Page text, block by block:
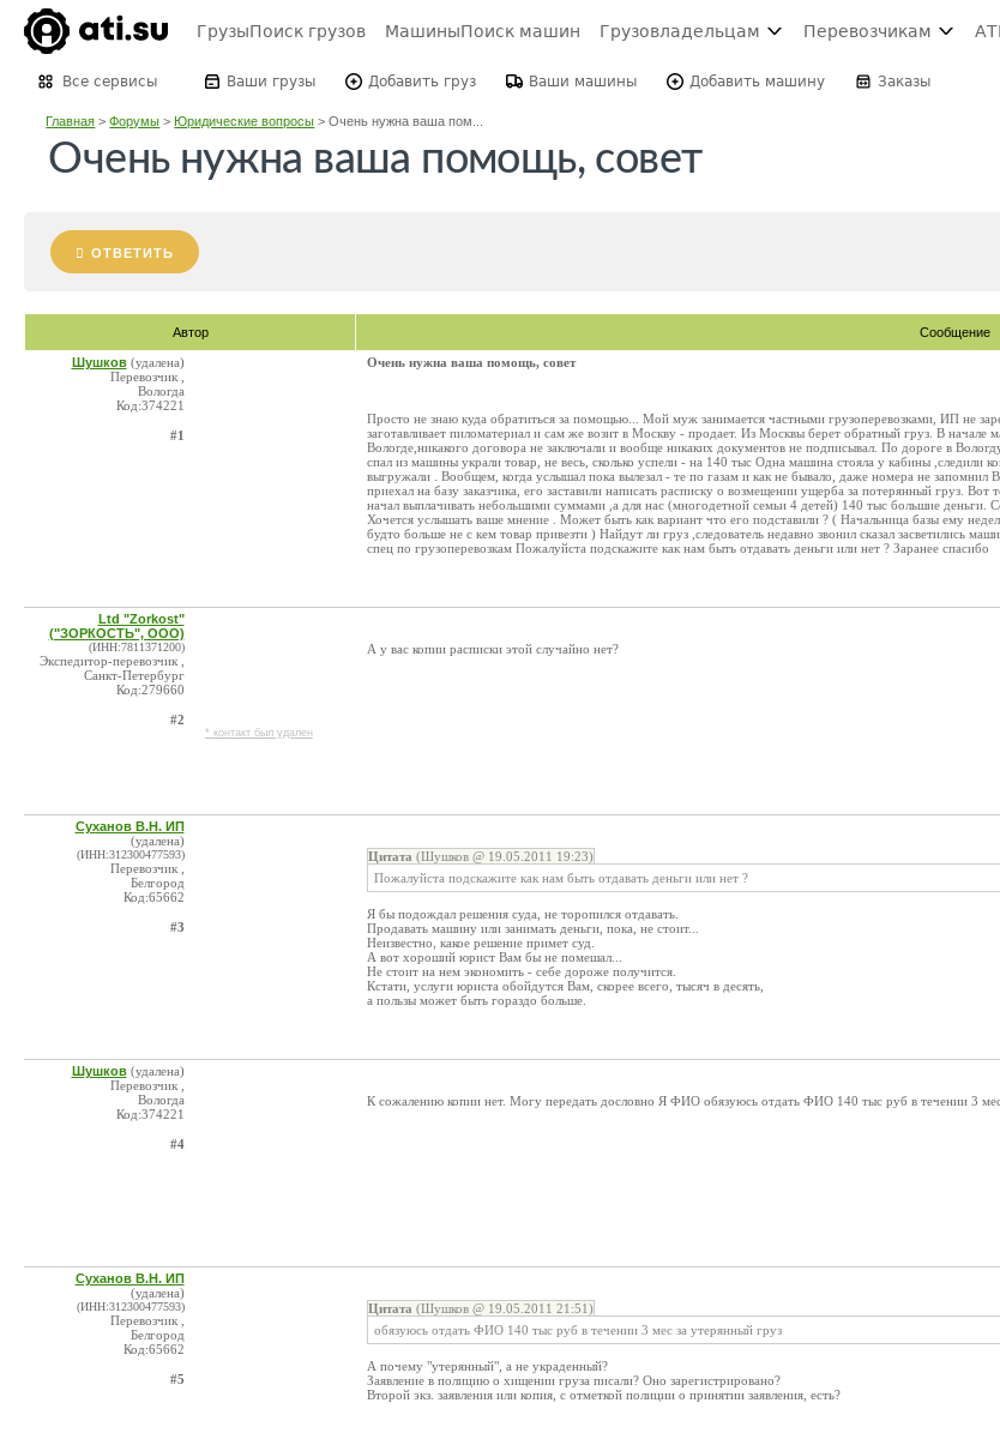
ГрузыПоиск грузов МашиныПоиск машин Грузовладельцам Перевозчикам
Все сервисы Ваши грузы Добавить груз Ваши машины Добавить машину Заказы
Главная >Форумы >Юридические вопросы >Очень нужна ваша пом...
Очень нужна ваша помощь, совет
ОТВЕТИТЬ
Автор Сообщение
Шушков (удалена)
Перевозчик ,
Вологда
Код:374221
#1
Очень нужна ваша помощь, совет
Просто не знаю куда обратиться за помощью... Мой муж занимается частными грузоперевозками, ИП не
заготавливает пиломатериал и сам же возит в Москву - продает. Из Москвы берет обратный груз. В начале
Вологде,никакого договора не заключали и вообще никаких документов не подписывал. По дороге в
спал из машины украли товар, не весь, сколько успели - на 140 тыс Одна машина стояла у кабины ,следили
выгружали . Вообщем, когда услышал пока вылезал - те по газам и как не бывало, даже номера не запомнил
приехал на базу заказчика, его заставили написать расписку о возмещении ущерба за потерянный груз.
начал выплачивать небольшими суммами ,а для нас (многодетной семьи 4 детей) 140 тыс большие деньги.
Хочется услышать ваше мнение . Может быть как вариант что его подставили ? ( Начальница базы ему
будто больше не с кем товар привезти ) Найдут ли груз ,следователь недавно звонил сказал засветились
спец по грузоперевозкам Пожалуйста подскажите как нам быть отдавать деньги или нет ? Заранее спасибо
Ltd "Zorkost"
("ЗОРКОСТЬ", ООО)
(ИНН:7811371200)
Экспедитор-перевозчик ,
Санкт-Петербург
Код:279660
#2
* контакт был удален
А у вас копии расписки этой случайно нет?
Суханов В.Н. ИП
(удалена)
(ИНН:312300477593)
Перевозчик ,
Белгород
Код:65662
#3
Цитата (Шушков @ 19.05.2011 19:23)
Пожалуйста подскажите как нам быть отдавать деньги или нет ?
Я бы подождал решения суда, не торопился отдавать.
Продавать машину или занимать деньги, пока, не стоит...
Неизвестно, какое решение примет суд.
А вот хороший юрист Вам бы не помешал...
Не стоит на нем экономить - себе дороже получится.
Кстати, услуги юриста обойдутся Вам, скорее всего, тысяч в десять,
а пользы может быть гораздо больше.
Шушков (удалена)
Перевозчик ,
Вологда
Код:374221
#4
К сожалению копии нет. Могу передать дословно Я ФИО обязуюсь отдать ФИО 140 тыс руб в течении 3
Суханов В.Н. ИП
(удалена)
(ИНН:312300477593)
Перевозчик ,
Белгород
Код:65662
#5
Цитата (Шушков @ 19.05.2011 21:51)
обязуюсь отдать ФИО 140 тыс руб в течении 3 мес за утерянный груз
А почему "утерянный", а не украденный?
Заявление в полицию о хищении груза писали? Оно зарегистрировано?
Второй экз. заявления или копия, с отметкой полиции о принятии заявления, есть?